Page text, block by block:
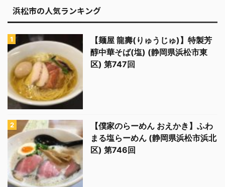
浜松市の人気ランキング
【麺屋 龍壽(りゅうじゅ)】特製芳
醇中華そば(塩) (静岡県浜松市東
区) 第747回
【僕家のらーめん おえかき】ふわ
まる塩らーめん (静岡県浜松市浜北
区) 第746回